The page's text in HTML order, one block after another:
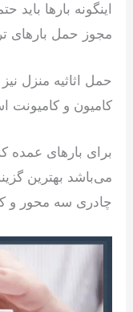
اینگونه بارها
مجوز حمل بارهای
حمل اثاثیه منزل
کامیون و کامیونت
برای بارهای عمده
چادری سه محور و